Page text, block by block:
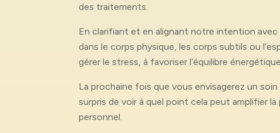
des traitements.
En clarifiant et en alignant notre intention
dans le corps physique, les corps subtils ou
gérer le stress, à favoriser l’équilibre
La prochaine fois que vous envisagerez un
surpris de voir à quel point cela peut amplifier
personnel.